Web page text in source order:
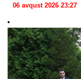
06 avqust 2026 23:27